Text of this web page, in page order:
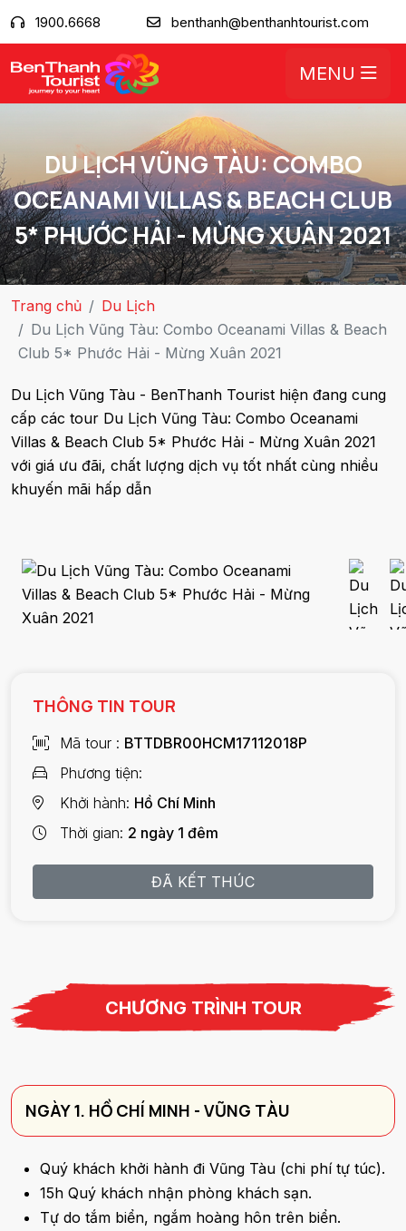
1900.6668 benthanh@benthanhtourist.com
MENU
DU LỊCH VŨNG TÀU: COMBO
OCEANAMI VILLAS & BEACH CLUB
5* PHƯỚC HẢI - MỪNG XUÂN 2021
Trang chủ
Du Lịch
Du Lịch Vũng Tàu: Combo Oceanami Villas & Beach
Club 5* Phước Hải - Mừng Xuân 2021
Du Lịch Vũng Tàu - BenThanh Tourist hiện đang cung
cấp các tour Du Lịch Vũng Tàu: Combo Oceanami
Villas & Beach Club 5* Phước Hải - Mừng Xuân 2021
với giá ưu đãi, chất lượng dịch vụ tốt nhất cùng nhiều
khuyến mãi hấp dẫn
THÔNG TIN TOUR
Mã tour
BTTDBR00HCM17112018P
Phương tiện
Khởi hành Hồ Chí Minh
Thời gian 2 ngày 1 đêm
ĐÃ KẾT THÚC
CHƯƠNG TRÌNH TOUR
NGÀY 1. HỒ CHÍ MINH - VŨNG TÀU
Quý khách khởi hành đi Vũng Tàu (chi phí tự túc).
15h Quý khách nhận phòng khách sạn.
Tự do tắm biển, ngắm hoàng hôn trên biển.